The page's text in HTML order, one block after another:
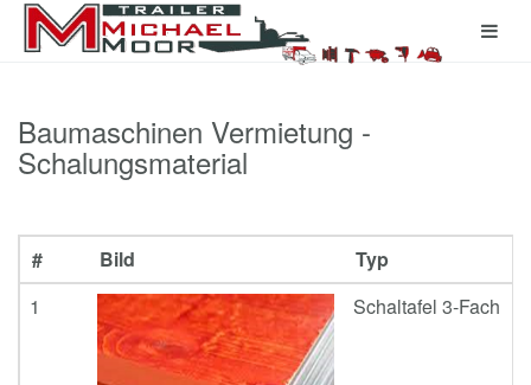
Baumaschinen Vermietung -
Schalungsmaterial
# Bild
Typ
1
Schaltafel 3-Fach